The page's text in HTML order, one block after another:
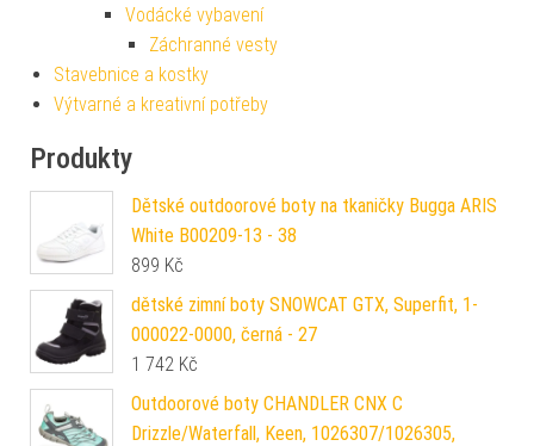
Vodácké vybavení
Záchranné vesty
Stavebnice a kostky
Výtvarné a kreativní potřeby
Produkty
Dětské outdoorové boty na tkaničky Bugga ARIS
White B00209-13 - 38
899 Kč
dětské zimní boty SNOWCAT GTX, Superfit, 1-
000022-0000, černá - 27
1 742 Kč
Outdoorové boty CHANDLER CNX C
Drizzle/Waterfall, Keen, 1026307/1026305,